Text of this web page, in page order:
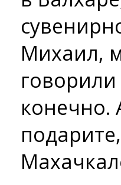
Михаил,
конечно.